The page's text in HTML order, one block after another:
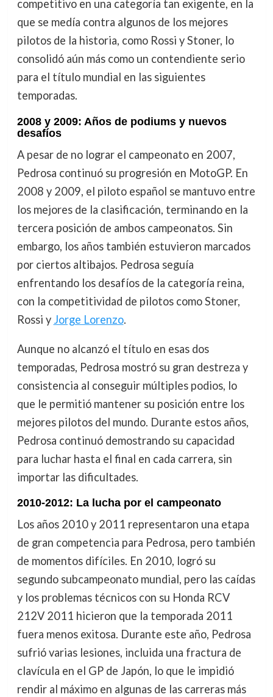
competitivo en una categoría tan exigente, en la
que se medía contra algunos de los mejores
pilotos de la historia, como Rossi y Stoner, lo
consolidó aún más como un contendiente serio
para el título mundial en las siguientes
temporadas.
2008 y 2009: Años de podiums y nuevos
desafíos
A pesar de no lograr el campeonato en 2007,
Pedrosa continuó su progresión en MotoGP. En
2008 y 2009, el piloto español se mantuvo entre
los mejores de la clasificación, terminando en la
tercera posición de ambos campeonatos. Sin
embargo, los años también estuvieron marcados
por ciertos altibajos. Pedrosa seguía
enfrentando los desafíos de la categoría reina,
con la competitividad de pilotos como Stoner,
Rossi y Jorge Lorenzo.
Aunque no alcanzó el título en esas dos
temporadas, Pedrosa mostró su gran destreza y
consistencia al conseguir múltiples podios, lo
que le permitió mantener su posición entre los
mejores pilotos del mundo. Durante estos años,
Pedrosa continuó demostrando su capacidad
para luchar hasta el final en cada carrera, sin
importar las dificultades.
2010-2012: La lucha por el campeonato
Los años 2010 y 2011 representaron una etapa
de gran competencia para Pedrosa, pero también
de momentos difíciles. En 2010, logró su
segundo subcampeonato mundial, pero las caídas
y los problemas técnicos con su Honda RCV
212V 2011 hicieron que la temporada 2011
fuera menos exitosa. Durante este año, Pedrosa
sufrió varias lesiones, incluida una fractura de
clavícula en el GP de Japón, lo que le impidió
rendir al máximo en algunas de las carreras más